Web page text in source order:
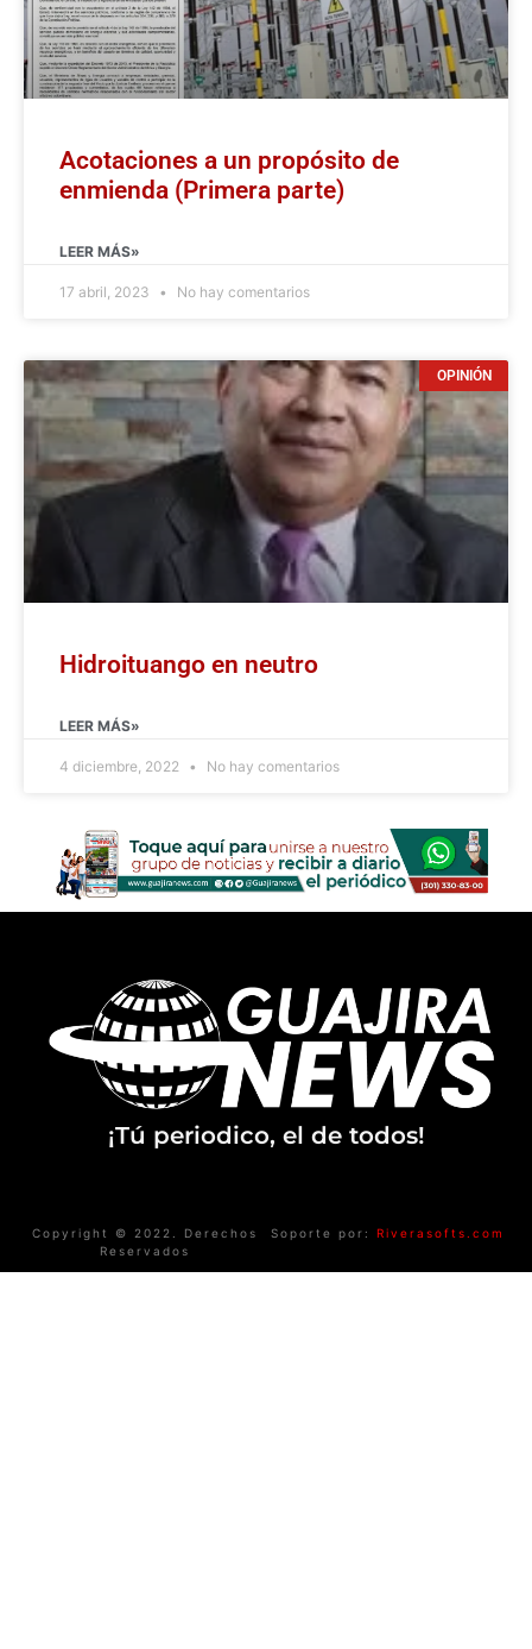
Acotaciones a un propósito de
enmienda (Primera parte)
LEER MÁS»
17 abril, 2023 No hay comentarios
OPINIÓN
Hidroituango en neutro
LEER MÁS»
4 diciembre, 2022 No hay comentarios
¡Tú periodico, el de todos!
Copyright © 2022. Derechos
Reservados
Soporte por: Riverasofts.com